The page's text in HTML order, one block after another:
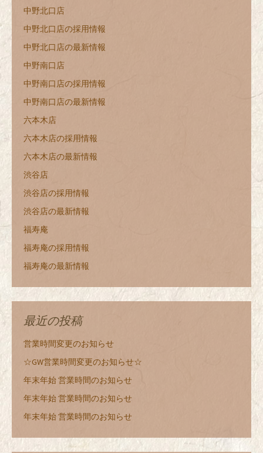
中野北口店
中野北口店の採用情報
中野北口店の最新情報
中野南口店
中野南口店の採用情報
中野南口店の最新情報
六本木店
六本木店の採用情報
六本木店の最新情報
渋谷店
渋谷店の採用情報
渋谷店の最新情報
福寿庵
福寿庵の採用情報
福寿庵の最新情報
最近の投稿
営業時間変更のお知らせ
☆GW営業時間変更のお知らせ☆
年末年始 営業時間のお知らせ
年末年始 営業時間のお知らせ
年末年始 営業時間のお知らせ